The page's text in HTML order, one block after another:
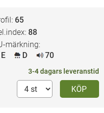
65
88
märkning
E
D 70
3-4 dagars leveranstid
KÖP